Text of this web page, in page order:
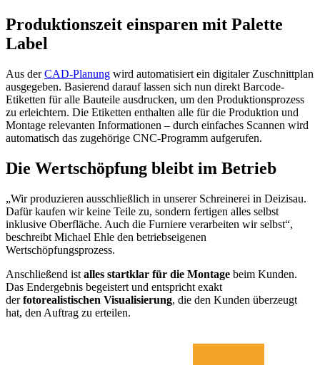
Produktionszeit einsparen mit Palette
Label
Aus derCAD-Planung wird automatisiert ein digitaler Zuschnittplan
ausgegeben. Basierend darauf lassen sich nun direkt Barcode-
Etiketten für alle Bauteile ausdrucken, um den Produktionsprozess
zu erleichtern. Die Etiketten enthalten alle für die Produktion und
Montage relevanten Informationen – durch einfaches Scannen wird
automatisch das zugehörige CNC-Programm aufgerufen.
Die Wertschöpfung bleibt im Betrieb
„Wir produzieren ausschließlich in unserer Schreinerei in Deizisau.
Dafür kaufen wir keine Teile zu, sondern fertigen alles selbst
inklusive Oberfläche. Auch die Furniere verarbeiten wir selbst“,
beschreibt Michael Ehle den betriebseigenen
Wertschöpfungsprozess.
Anschließend ist alles startklar für die Montage beim Kunden.
Das Endergebnis begeistert und entspricht exakt
derfotorealistischen Visualisierung, die den Kunden überzeugt
hat, den Auftrag zu erteilen.